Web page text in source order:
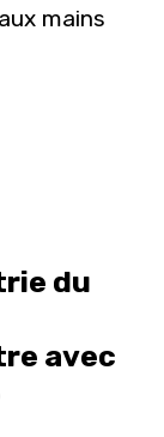
mains
du
avec